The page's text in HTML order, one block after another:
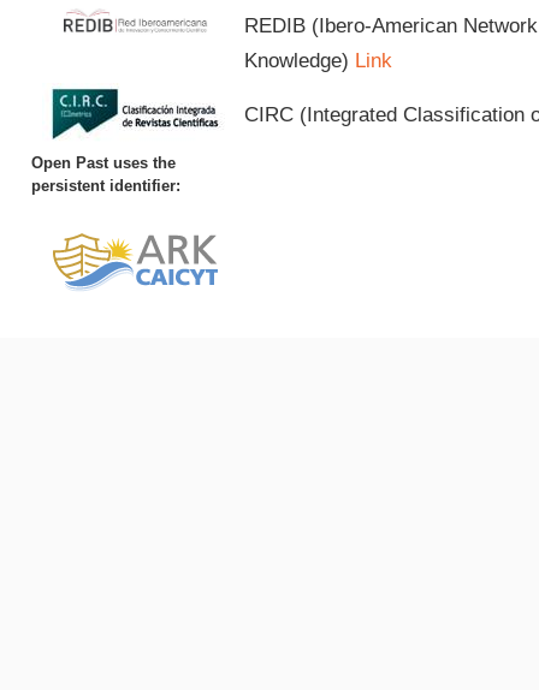
REDIB (Ibero-American
Knowledge) Link
CIRC (Integrated Classification
Open Past uses the
persistent identifier: